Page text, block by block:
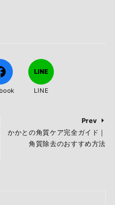
LINE
Prev
かかとの角質ケア完全ガイド｜
角質除去のおすすめ方法